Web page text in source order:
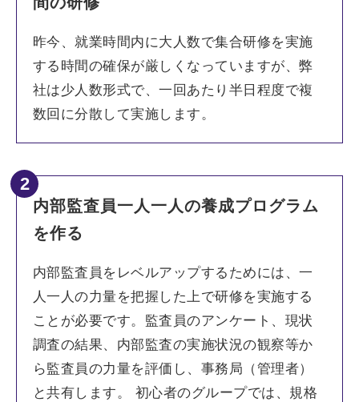
昨今、就業時間内に大人数で集合研修を実施
する時間の確保が厳しくなっていますが、弊
社は少人数形式で、一回あたり半日程度で複
数回に分散して実施します。
2
内部監査員一人一人の養成プログラム
を作る
内部監査員をレベルアップするためには、一
人一人の力量を把握した上で研修を実施する
ことが必要です。監査員のアンケート、現状
調査の結果、内部監査の実施状況の観察等か
ら監査員の力量を評価し、事務局（管理者）
と共有します。 初心者のグループでは、規格